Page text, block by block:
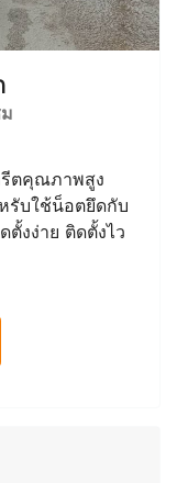
รีตคุณภาพสูง
รับใช้น็อตยึดกับ
งง่าย ติดตั้งไว